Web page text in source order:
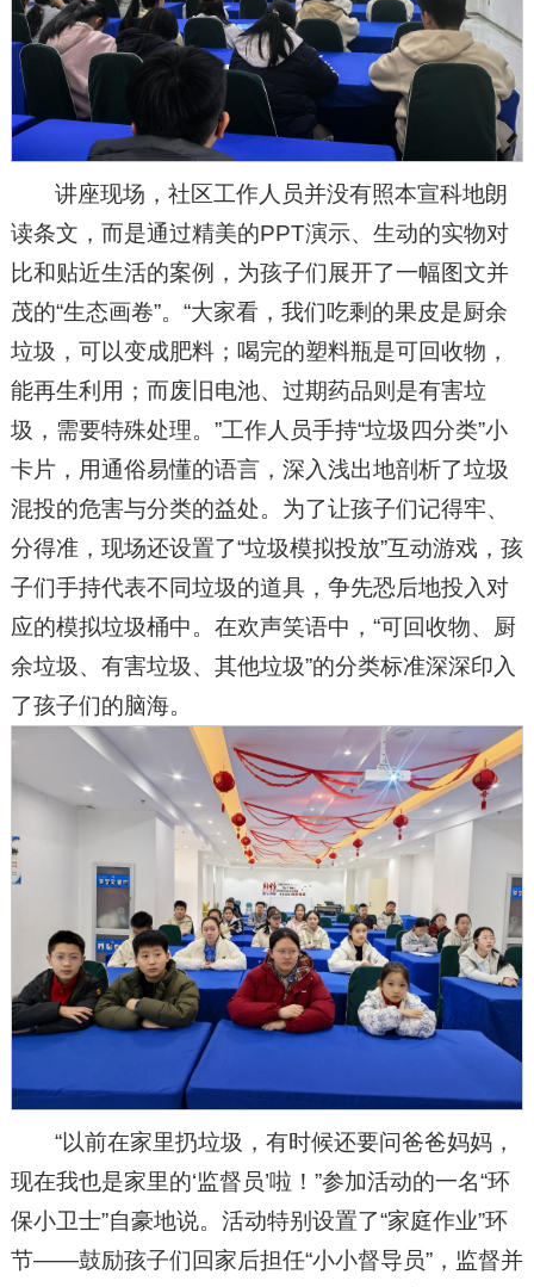
讲座现场，社区工作人员并没有照本宣科地朗
读条文，而是通过精美的PPT演示、生动的实物对
比和贴近生活的案例，为孩子们展开了一幅图文并
茂的“生态画卷”。“大家看，我们吃剩的果皮是厨余
垃圾，可以变成肥料；喝完的塑料瓶是可回收物，
能再生利用；而废旧电池、过期药品则是有害垃
圾，需要特殊处理。”工作人员手持“垃圾四分类”小
卡片，用通俗易懂的语言，深入浅出地剖析了垃圾
混投的危害与分类的益处。为了让孩子们记得牢、
分得准，现场还设置了“垃圾模拟投放”互动游戏，孩
子们手持代表不同垃圾的道具，争先恐后地投入对
应的模拟垃圾桶中。在欢声笑语中，“可回收物、厨
余垃圾、有害垃圾、其他垃圾”的分类标准深深印入
了孩子们的脑海。
“以前在家里扔垃圾，有时候还要问爸爸妈妈，
现在我也是家里的‘监督员’啦！”参加活动的一名“环
保小卫士”自豪地说。活动特别设置了“家庭作业”环
节——鼓励孩子们回家后担任“小小督导员”，监督并